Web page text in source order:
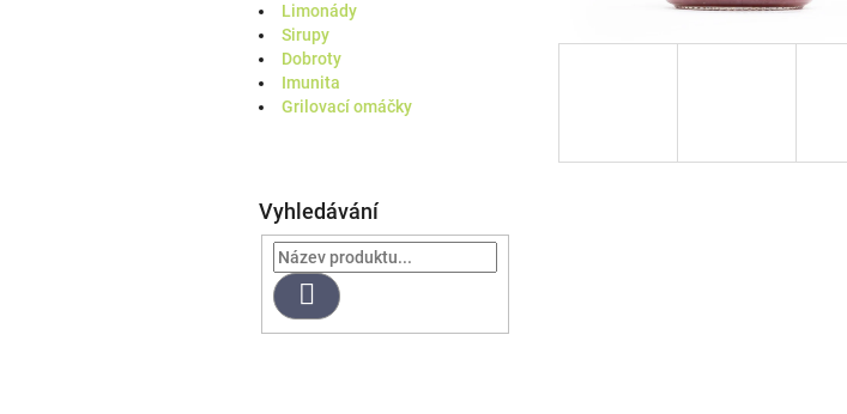
Limonády
Sirupy
Dobroty
Imunita
Grilovací omáčky
Vyhledávání
Hledat